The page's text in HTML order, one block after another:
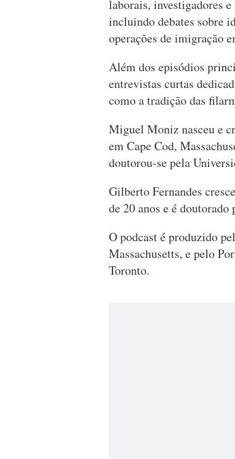
laborais, investigadores
incluindo debates sobre
operações de imigração
Além dos episódios
entrevistas curtas
como a tradição das
Miguel Moniz nasceu e
em Cape Cod,
doutorou-se pela
Gilberto Fernandes
de 20 anos e é
O podcast é produzido
Massachusetts, e pelo
Toronto.